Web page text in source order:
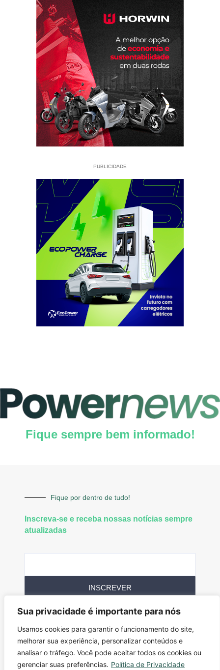
Sua privacidade é importante para nós
Usamos cookies para garantir o funcionamento do site,
melhorar sua experiência, personalizar conteúdos e
analisar o tráfego. Você pode aceitar todos os cookies ou
gerenciar suas preferências. Política de Privacidade
PUBLICIDADE
Fique sempre bem informado!
Fique por dentro de tudo!
Inscreva-se e receba nossas notícias sempre
atualizadas
INSCREVER
Siga-nos